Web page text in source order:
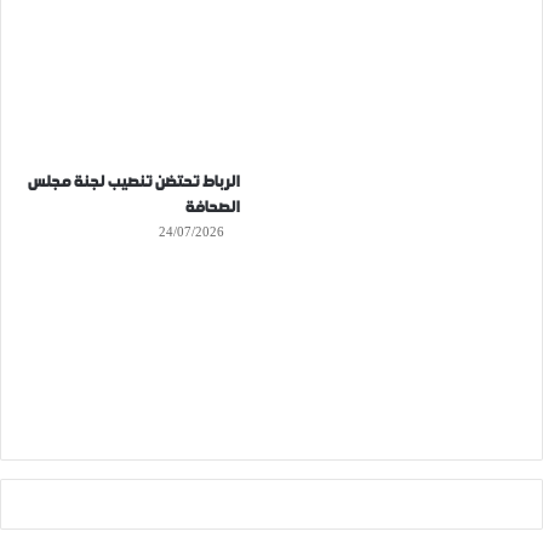
الرباط تحتضن تنصيب لجنة مجلس
الصحافة
24/07/2026